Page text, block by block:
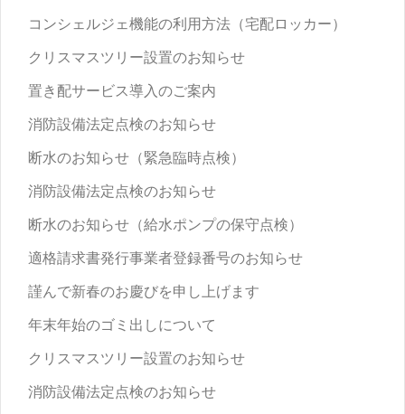
コンシェルジェ機能の利用方法（宅配ロッカー）
クリスマスツリー設置のお知らせ
置き配サービス導入のご案内
消防設備法定点検のお知らせ
断水のお知らせ（緊急臨時点検）
消防設備法定点検のお知らせ
断水のお知らせ（給水ポンプの保守点検）
適格請求書発行事業者登録番号のお知らせ
謹んで新春のお慶びを申し上げます
年末年始のゴミ出しについて
クリスマスツリー設置のお知らせ
消防設備法定点検のお知らせ